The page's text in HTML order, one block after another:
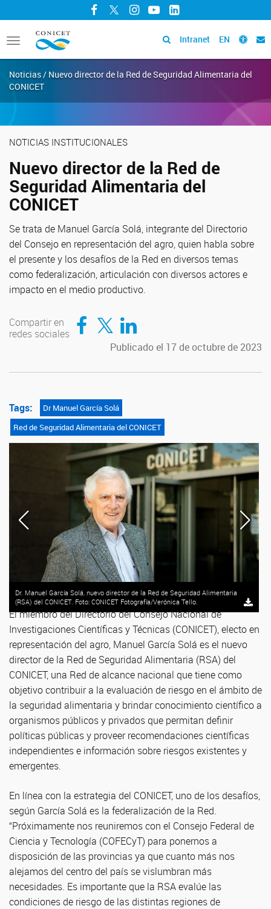
Facebook
TwitterInstagram
YouTubeLinkedIn
Toggle
navigation
Intranet EN
Noticias / Nuevo director de la Red de Seguridad Alimentaria del
CONICET
NOTICIAS INSTITUCIONALES
Nuevo director de la Red de
Seguridad Alimentaria del
CONICET
Se trata de Manuel García Solá, integrante del Directorio
del Consejo en representación del agro, quien habla sobre
el presente y los desafíos de la Red en diversos temas
como federalización, articulación con diversos actores e
impacto en el medio productivo.
Compartir en
redes sociales
Compartir en Facebook
Compartir en TwitterCompartir en LinkedIn
Publicado el 17 de octubre de 2023
Tags:
Dr Manuel García Solá
Red de Seguridad Alimentaria del CONICET
Dr. Manuel García Solá, nuevo director de la Red de Seguridad Alimentaria
(RSA) del CONICET. Foto: CONICET Fotografía/Verónica Tello.
El miembro del Directorio del Consejo Nacional de
Investigaciones Científicas y Técnicas (CONICET), electo en
representación del agro, Manuel García Solá es el nuevo
director de la Red de Seguridad Alimentaria (RSA) del
CONICET, una Red de alcance nacional que tiene como
objetivo contribuir a la evaluación de riesgo en el ámbito de
la seguridad alimentaria y brindar conocimiento científico a
organismos públicos y privados que permitan definir
políticas públicas y proveer recomendaciones científicas
independientes e información sobre riesgos existentes y
emergentes.
En línea con la estrategia del CONICET, uno de los desafíos,
según García Solá es la federalización de la Red.
“Próximamente nos reuniremos con el Consejo Federal de
Ciencia y Tecnología (COFECyT) para ponernos a
disposición de las provincias ya que cuanto más nos
alejamos del centro del país se vislumbran más
necesidades. Es importante que la RSA evalúe las
condiciones de riesgo de las distintas regiones de